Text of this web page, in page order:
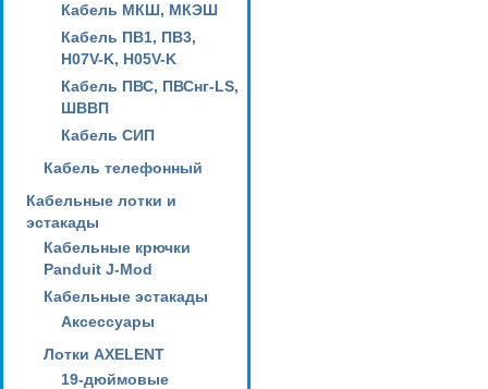
Кабель МКШ, МКЭШ
Кабель ПВ1, ПВ3,
H07V-K, H05V-K
Кабель ПВС, ПВСнг-LS,
ШВВП
Кабель СИП
Кабель телефонный
Кабельные лотки и
эстакады
Кабельные крючки
Panduit J-Mod
Кабельные эстакады
Аксессуары
Лотки AXELENT
19-дюймовые